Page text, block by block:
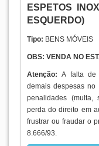
ESPETOS
ESQUERDO)
Tipo: BENS MÓVEIS
OBS: VENDA NO
Atenção:A falta de
demais despesas
penalidades (multa,
perda do direito em
frustrar ou fraudar o
8.666/93.